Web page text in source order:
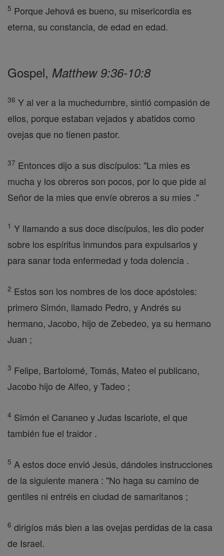
5 Porque Jehová es bueno, su misericordia es
eterna, su constancia, de edad en edad.
Gospel, Matthew 9:36-10:8
36 Y al ver a la muchedumbre, sintió compasión de
ellos, porque estaban vejados y abatidos como
ovejas que no tienen pastor.
37 Entonces dijo a sus discípulos: "La mies es
mucha y los obreros son pocos, por lo que pide al
Señor de la mies que envíe obreros a su mies ."
1 Y llamando a sus doce discípulos, les dio poder
sobre los espíritus inmundos para expulsarlos y
para sanar toda enfermedad y toda dolencia .
2 Estos son los nombres de los doce apóstoles:
primero Simón, llamado Pedro, y Andrés su
hermano, Jacobo, hijo de Zebedeo, ya su hermano
Juan ;
3 Felipe, Bartolomé, Tomás, Mateo el publicano,
Jacobo hijo de Alfeo, y Tadeo ;
4 Simón el Cananeo y Judas Iscariote, el que
también fue el traidor .
5 A estos doce envió Jesús, dándoles instrucciones
de la siguiente manera : "No haga su camino de
gentiles ni entréis en ciudad de samaritanos ;
6 dirigíos más bien a las ovejas perdidas de la casa
de Israel.